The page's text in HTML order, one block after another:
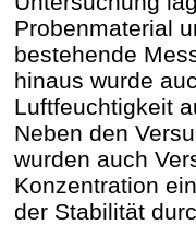
Probenmaterial
bestehende
hinaus wurde
Luftfeuchtigkeit
Neben den
wurden auch
Konzentration
der Stabilität